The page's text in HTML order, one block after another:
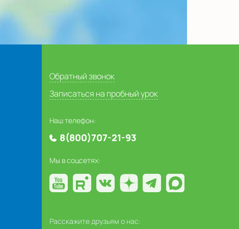
Обратный звонок
Записаться на пробный урок
Наш телефон:
8(800)707-21-93
Мы в соцсетях:
Расскажите друзьям о нас: